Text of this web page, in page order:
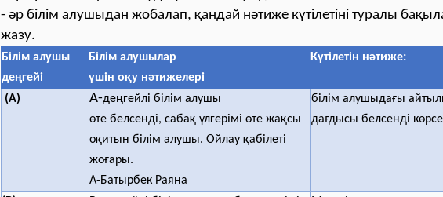
- әр білім алушыдан жобалап, қандай нәтиже күтілетіні туралы
жазу.
Білім алушы
деңгейі
Білім алушылар
үшін оқу нәтижелері
Күтілетін нәтиже:
(А) А-деңгейлі білім алушы
өте белсенді, сабақ үлгерімі өте жақсы
оқитын білім алушы. Ойлау қабілеті
жоғары.
А-Батырбек Раяна
білім алушыдағы
дағдысы белсенді